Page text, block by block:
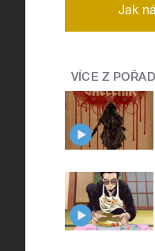
Jak
VÍCE Z